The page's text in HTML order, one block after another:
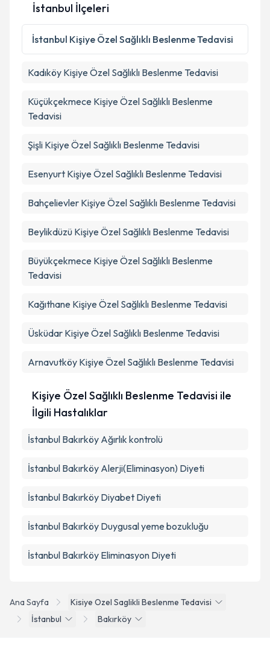
Ana Sayfa
Kisiye Ozel Saglikli Beslenme Tedavisi
İstanbul
Bakırköy
İstanbul İlçeleri
İstanbul Kişiye Özel Sağlıklı Beslenme Tedavisi
Kadıköy Kişiye Özel Sağlıklı Beslenme Tedavisi
Küçükçekmece Kişiye Özel Sağlıklı Beslenme
Tedavisi
Şişli Kişiye Özel Sağlıklı Beslenme Tedavisi
Esenyurt Kişiye Özel Sağlıklı Beslenme Tedavisi
Bahçelievler Kişiye Özel Sağlıklı Beslenme Tedavisi
Beylikdüzü Kişiye Özel Sağlıklı Beslenme Tedavisi
Büyükçekmece Kişiye Özel Sağlıklı Beslenme
Tedavisi
Kağıthane Kişiye Özel Sağlıklı Beslenme Tedavisi
Üsküdar Kişiye Özel Sağlıklı Beslenme Tedavisi
Arnavutköy Kişiye Özel Sağlıklı Beslenme Tedavisi
Kişiye Özel Sağlıklı Beslenme Tedavisi ile
İlgili Hastalıklar
İstanbul Bakırköy Ağırlık kontrolü
İstanbul Bakırköy Alerji(Eliminasyon) Diyeti
İstanbul Bakırköy Diyabet Diyeti
İstanbul Bakırköy Duygusal yeme bozukluğu
İstanbul Bakırköy Eliminasyon Diyeti